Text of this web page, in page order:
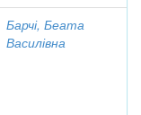
Барчі, Беата
Василівна